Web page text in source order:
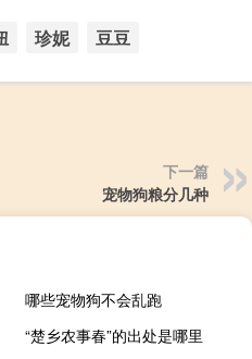
珍妮 豆豆
下一篇
宠物狗粮分几种
哪些宠物狗不会乱跑
“楚乡农事春”的出处是哪里